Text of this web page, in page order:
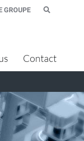
GROUPE
Contact